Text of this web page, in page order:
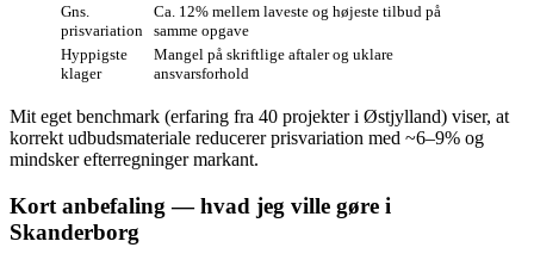
Gns.
prisvariation
Ca. 12% mellem laveste og højeste tilbud på
samme opgave
Hyppigste
klager
Mangel på skriftlige aftaler og uklare
ansvarsforhold
Mit eget benchmark (erfaring fra 40 projekter i Østjylland) viser, at
korrekt udbudsmateriale reducerer prisvariation med ~6–9% og
mindsker efterregninger markant.
Kort anbefaling — hvad jeg ville gøre i
Skanderborg